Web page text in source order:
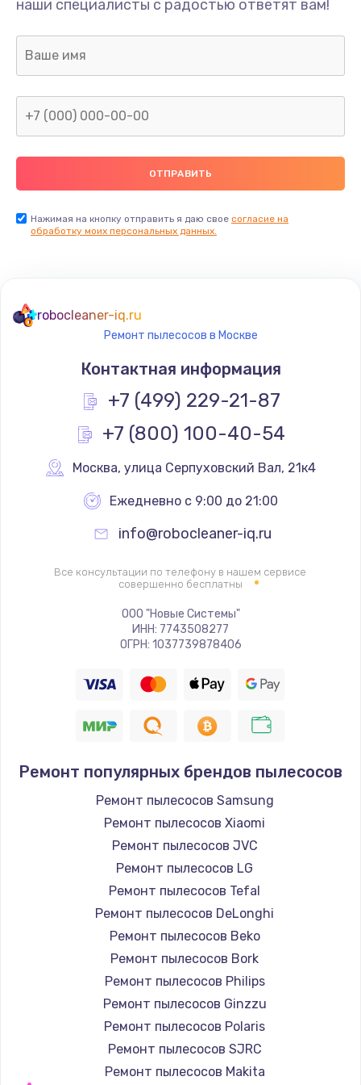
Заказать
Замена контроллера питания
Заказать
Замена фильтров
1200 руб.
Заказать
600 руб.
Заказать
Ремонт системы подачи воды
Заказать
Замена механизма сматывания электрического
шнура
Заказать
Ремонт электродвигателя
Заказать
Ремонт блока управления
800 руб.
Заказать
Замена нагревательного элемента
1100 руб.
Заказать
Замена мотора
700 руб.
Заказать
наши специалисты с радостью ответят вам!
Нажимая на кнопку отправить я даю свое согласие на
обработку моих персональных данных.
robocleaner-iq.ru
Ремонт пылесосов в Москве
Контактная информация
+7 (499) 229-21-87
+7 (800) 100-40-54
Москва, улица Серпуховский Вал, 21к4
Ежедневно с 9:00 до 21:00
info@robocleaner-iq.ru
Все консультации по телефону в нашем сервисе
совершенно бесплатны
ООО "Новые Системы"
ИНН: 7743508277
ОГРН: 1037739878406
Ремонт популярных брендов пылесосов
Ремонт пылесосов Samsung
Ремонт пылесосов Xiaomi
Ремонт пылесосов JVC
Ремонт пылесосов LG
Ремонт пылесосов Tefal
Ремонт пылесосов DeLonghi
Ремонт пылесосов Beko
Ремонт пылесосов Bork
Ремонт пылесосов Philips
Ремонт пылесосов Ginzzu
Ремонт пылесосов Polaris
Ремонт пылесосов SJRC
Ремонт пылесосов Makita